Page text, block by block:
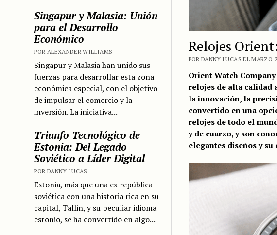
Singapur y Malasia: Unión
para el Desarrollo
Económico
POR ALEXANDER WILLIAMS
Singapur y Malasia han unido sus
fuerzas para desarrollar esta zona
económica especial, con el objetivo
de impulsar el comercio y la
inversión. La iniciativa...
Triunfo Tecnológico de
Estonia: Del Legado
Soviético a Líder Digital
POR DANNY LUCAS
Estonia, más que una ex república
soviética con una historia rica en su
capital, Tallin, y su peculiar idioma
estonio, se ha convertido en algo...
Relojes
POR DANNY LUCAS EL MARZO
Orient Watch
relojes de alta calidad
la innovación, la
convertido en una
relojes de todo el
y de cuarzo, y son
elegantes diseños y